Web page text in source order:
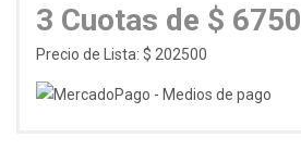
3 Cuotas de $
Precio de Lista: $ 202500